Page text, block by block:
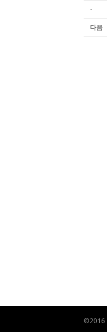
-
다음
©2016